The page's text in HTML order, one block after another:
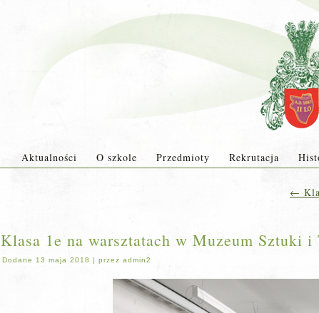
Aktualności O szkole Przedmioty Rekrutacja
←
Klasa 1e na warsztatach w Muzeum Sztuki
Dodane 13 maja 2018 | przez admin2